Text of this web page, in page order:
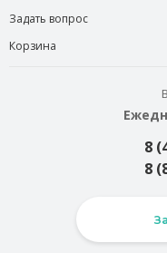
Задать вопрос
Корзина
8
8